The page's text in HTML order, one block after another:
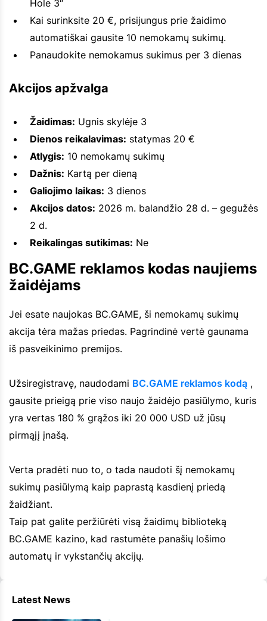
Hole 3“
Kai surinksite 20 €, prisijungus prie žaidimo
automatiškai gausite 10 nemokamų sukimų.
Panaudokite nemokamus sukimus per 3 dienas
Akcijos apžvalga
Žaidimas: Ugnis skylėje 3
Dienos reikalavimas: statymas 20 €
Atlygis: 10 nemokamų sukimų
Dažnis: Kartą per dieną
Galiojimo laikas: 3 dienos
Akcijos datos: 2026 m. balandžio 28 d. – gegužės
2 d.
Reikalingas sutikimas: Ne
BC.GAME reklamos kodas naujiems
žaidėjams
Jei esate naujokas BC.GAME, ši nemokamų sukimų
akcija tėra mažas priedas. Pagrindinė vertė gaunama
iš pasveikinimo premijos.
Užsiregistravę, naudodami BC.GAME reklamos kodą ,
gausite prieigą prie viso naujo žaidėjo pasiūlymo, kuris
yra vertas 180 % grąžos iki 20 000 USD už jūsų
pirmąjį įnašą.
Verta pradėti nuo to, o tada naudoti šį nemokamų
sukimų pasiūlymą kaip paprastą kasdienį priedą
žaidžiant.
Taip pat galite peržiūrėti visą žaidimų biblioteką
BC.GAME kazino, kad rastumėte panašių lošimo
automatų ir vykstančių akcijų.
Latest News